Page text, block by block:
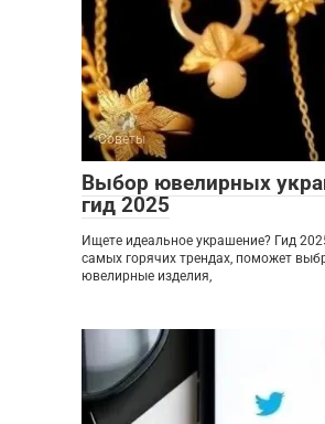
Советы
Выбор ювелирных
гид 2025
Ищете идеальное украшение? Гид
самых горячих трендах, поможет
ювелирные изделия,